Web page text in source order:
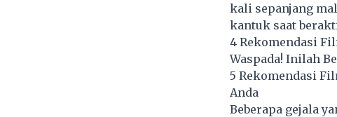
kali sepanjang
kantuk saat
4 Rekomendasi
Waspada! Inilah
5 Rekomendasi
Anda
Beberapa gejala